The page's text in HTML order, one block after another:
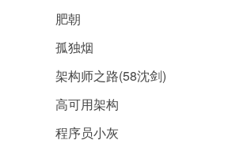
肥朝
孤独烟
架构师之路(58沈剑)
高可用架构
程序员小灰